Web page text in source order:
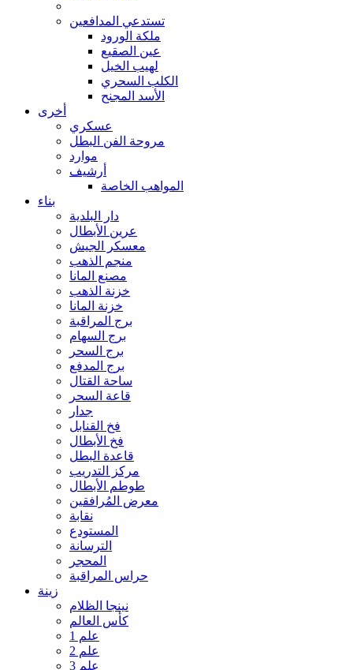
تستدعي المدافعين
ملكة الورود
عين الصقيع
لهيب الخيل
الكلب السحري
الأسد المجنح
أخرى
عسكري
مروحة الفن البطل
موارد
أرشيف
المواهب الخاصة
بناء
دار البلدية
عرين الأبطال
معسكر الجيش
منجم الذهب
مصنع المانا
خزنة الذهب
خزنة المانا
برج المراقبة
برج السهام
برج السحر
برج المدفع
ساحة القتال
قاعة السحر
جدار
فخ القنابل
فخ الأبطال
قاعدة البطل
مركز التدريب
طوطم الأبطال
معرض المُرافقين
نقابة
المستودع
الترسانة
المحجر
حراس المراقبة
زينة
نينجا الظلام
كأس العالم
علم 1
علم 2
علم 3